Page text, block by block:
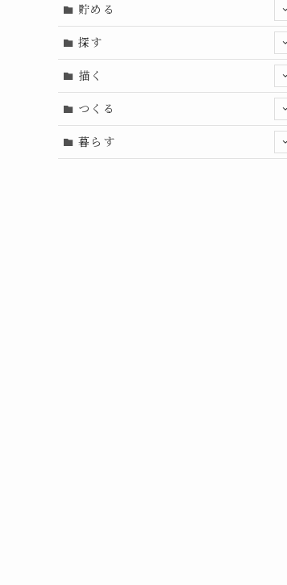
貯める
探す
描く
つくる
暮らす